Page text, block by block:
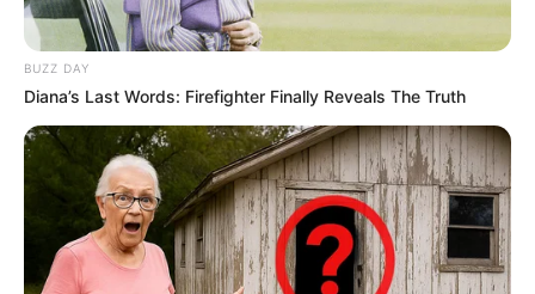
Xəbər xoşunuza gəldi? Sosial şəbəkələrdə paylaşın
BUZZ DAY
Diana’s Last Words: Firefighter Finally Reveals The Truth